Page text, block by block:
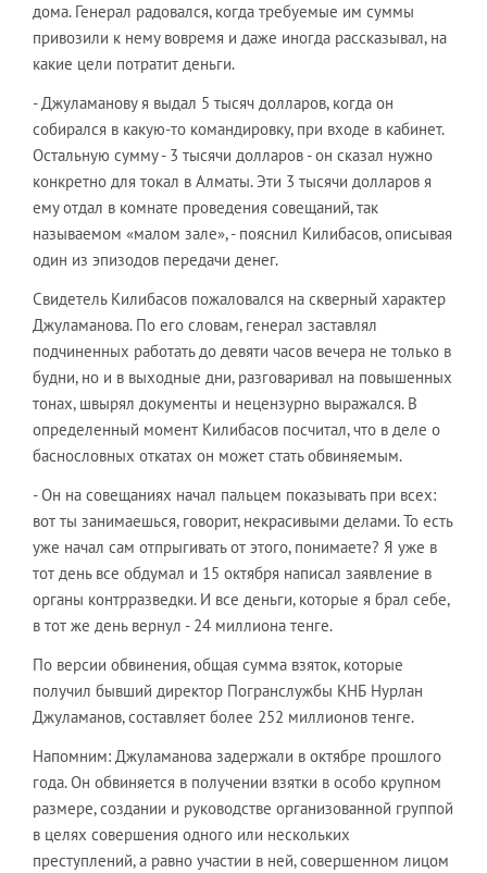
дома. Генерал радовался, когда требуемые им суммы
привозили к нему вовремя и даже иногда рассказывал, на
какие цели потратит деньги.
- Джуламанову я выдал 5 тысяч долларов, когда он
собирался в какую-то командировку, при входе в кабинет.
Остальную сумму - 3 тысячи долларов - он сказал нужно
конкретно для токал в Алматы. Эти 3 тысячи долларов я
ему отдал в комнате проведения совещаний, так
называемом «малом зале», - пояснил Килибасов, описывая
один из эпизодов передачи денег.
Свидетель Килибасов пожаловался на скверный характер
Джуламанова. По его словам, генерал заставлял
подчиненных работать до девяти часов вечера не только в
будни, но и в выходные дни, разговаривал на повышенных
тонах, швырял документы и нецензурно выражался. В
определенный момент Килибасов посчитал, что в деле о
баснословных откатах он может стать обвиняемым.
- Он на совещаниях начал пальцем показывать при всех:
вот ты занимаешься, говорит, некрасивыми делами. То есть
уже начал сам отпрыгивать от этого, понимаете? Я уже в
тот день все обдумал и 15 октября написал заявление в
органы контрразведки. И все деньги, которые я брал себе,
в тот же день вернул - 24 миллиона тенге.
По версии обвинения, общая сумма взяток, которые
получил бывший директор Погранслужбы КНБ Нурлан
Джуламанов, составляет более 252 миллионов тенге.
Напомним: Джуламанова задержали в октябре прошлого
года. Он обвиняется в получении взятки в особо крупном
размере, создании и руководстве организованной группой
в целях совершения одного или нескольких
преступлений, а равно участии в ней, совершенном лицом